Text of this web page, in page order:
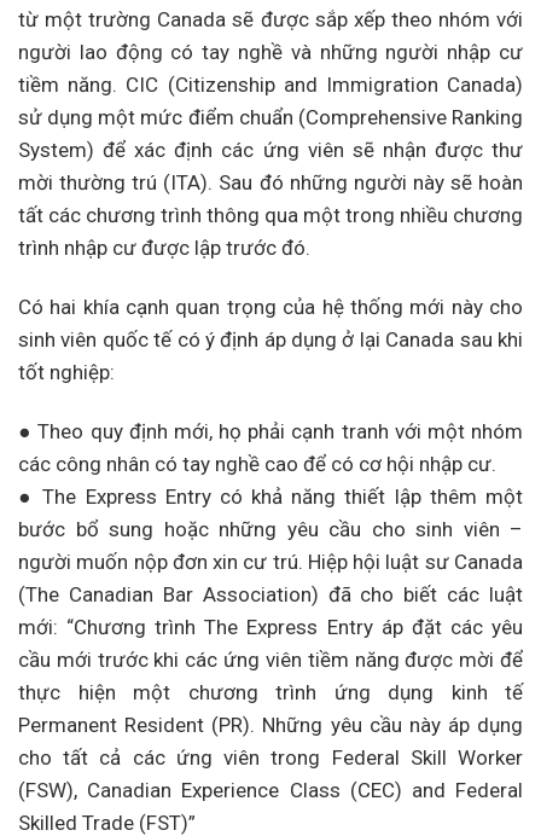
từ một trường Canada sẽ được sắp xếp theo nhóm với
người lao động có tay nghề và những người nhập cư
tiềm năng. CIC (Citizenship and Immigration Canada)
sử dụng một mức điểm chuẩn (Comprehensive Ranking
System) để xác định các ứng viên sẽ nhận được thư
mời thường trú (ITA). Sau đó những người này sẽ hoàn
tất các chương trình thông qua một trong nhiều chương
trình nhập cư được lập trước đó.
Có hai khía cạnh quan trọng của hệ thống mới này cho
sinh viên quốc tế có ý định áp dụng ở lại Canada sau khi
tốt nghiệp:
● Theo quy định mới, họ phải cạnh tranh với một nhóm
các công nhân có tay nghề cao để có cơ hội nhập cư.
● The Express Entry có khả năng thiết lập thêm một
bước bổ sung hoặc những yêu cầu cho sinh viên –
người muốn nộp đơn xin cư trú. Hiệp hội luật sư Canada
(The Canadian Bar Association) đã cho biết các luật
mới: “Chương trình The Express Entry áp đặt các yêu
cầu mới trước khi các ứng viên tiềm năng được mời để
thực hiện một chương trình ứng dụng kinh tế
Permanent Resident (PR). Những yêu cầu này áp dụng
cho tất cả các ứng viên trong Federal Skill Worker
(FSW), Canadian Experience Class (CEC) and Federal
Skilled Trade (FST)”